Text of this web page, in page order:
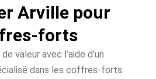
Arville pour
forts
valeur avec l’aide d’un
dans les coffres-forts.